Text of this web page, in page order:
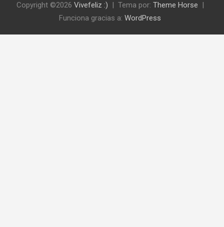
Copyright ©2026 Vivefeliz :) Tema por: Theme Horse
Funciona gracias a: WordPress